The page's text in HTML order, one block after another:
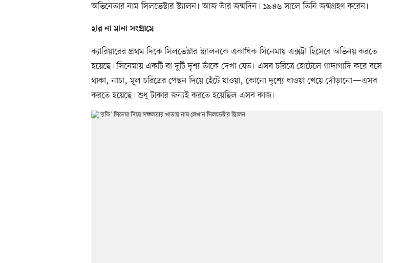
অভিনেতার নাম সিলভেস্টার স্ট্যালন। আজ তাঁর জন্মদিন। ১৯৪৬ সালে তিনি জন্মগ্রহণ করেন।
হার না মানা সংগ্রামে
ক্যারিয়ারের প্রথম দিকে সিলভেস্টার স্ট্যালনকে একাধিক সিনেমায় এক্সট্রা হিসেবে অভিনয় করতে
হয়েছে। সিনেমায় একটি বা দুটি দৃশ্য তাঁকে দেখা যেত। এসব চরিত্রে হোটেলে গাদাগাদি করে বসে
থাকা, নাচা, মূল চরিত্রের পেছন দিয়ে হেঁটে যাওয়া, কোনো দৃশ্যে ধাওয়া খেয়ে দৌড়ানো—এসব
করতে হয়েছে। শুধু টাকার জন্যই করতে হয়েছিল এসব কাজ।